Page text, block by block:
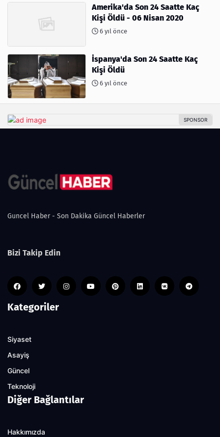
Amerika'da Son 24 Saatte Kaç
Kişi Öldü - 06 Nisan 2020
6 yıl önce
İspanya'da Son 24 Saatte Kaç
Kişi Öldü
6 yıl önce
Guncel Haber - Son Dakika Güncel Haberler
Bizi Takip Edin
Kategoriler
Siyaset
Asayiş
Güncel
Teknoloji
Diğer Bağlantılar
Hakkımızda